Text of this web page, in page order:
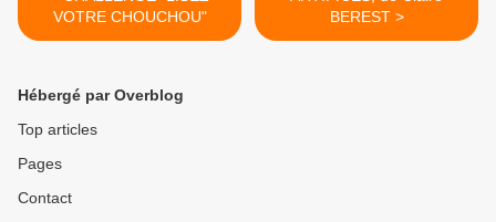
VOTRE CHOUCHOU"
BEREST >
Hébergé par Overblog
Top articles
Pages
Contact